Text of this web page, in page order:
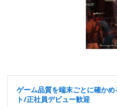
ゲーム品質を端末ごとに確か
ト/正社員デビュー歓迎